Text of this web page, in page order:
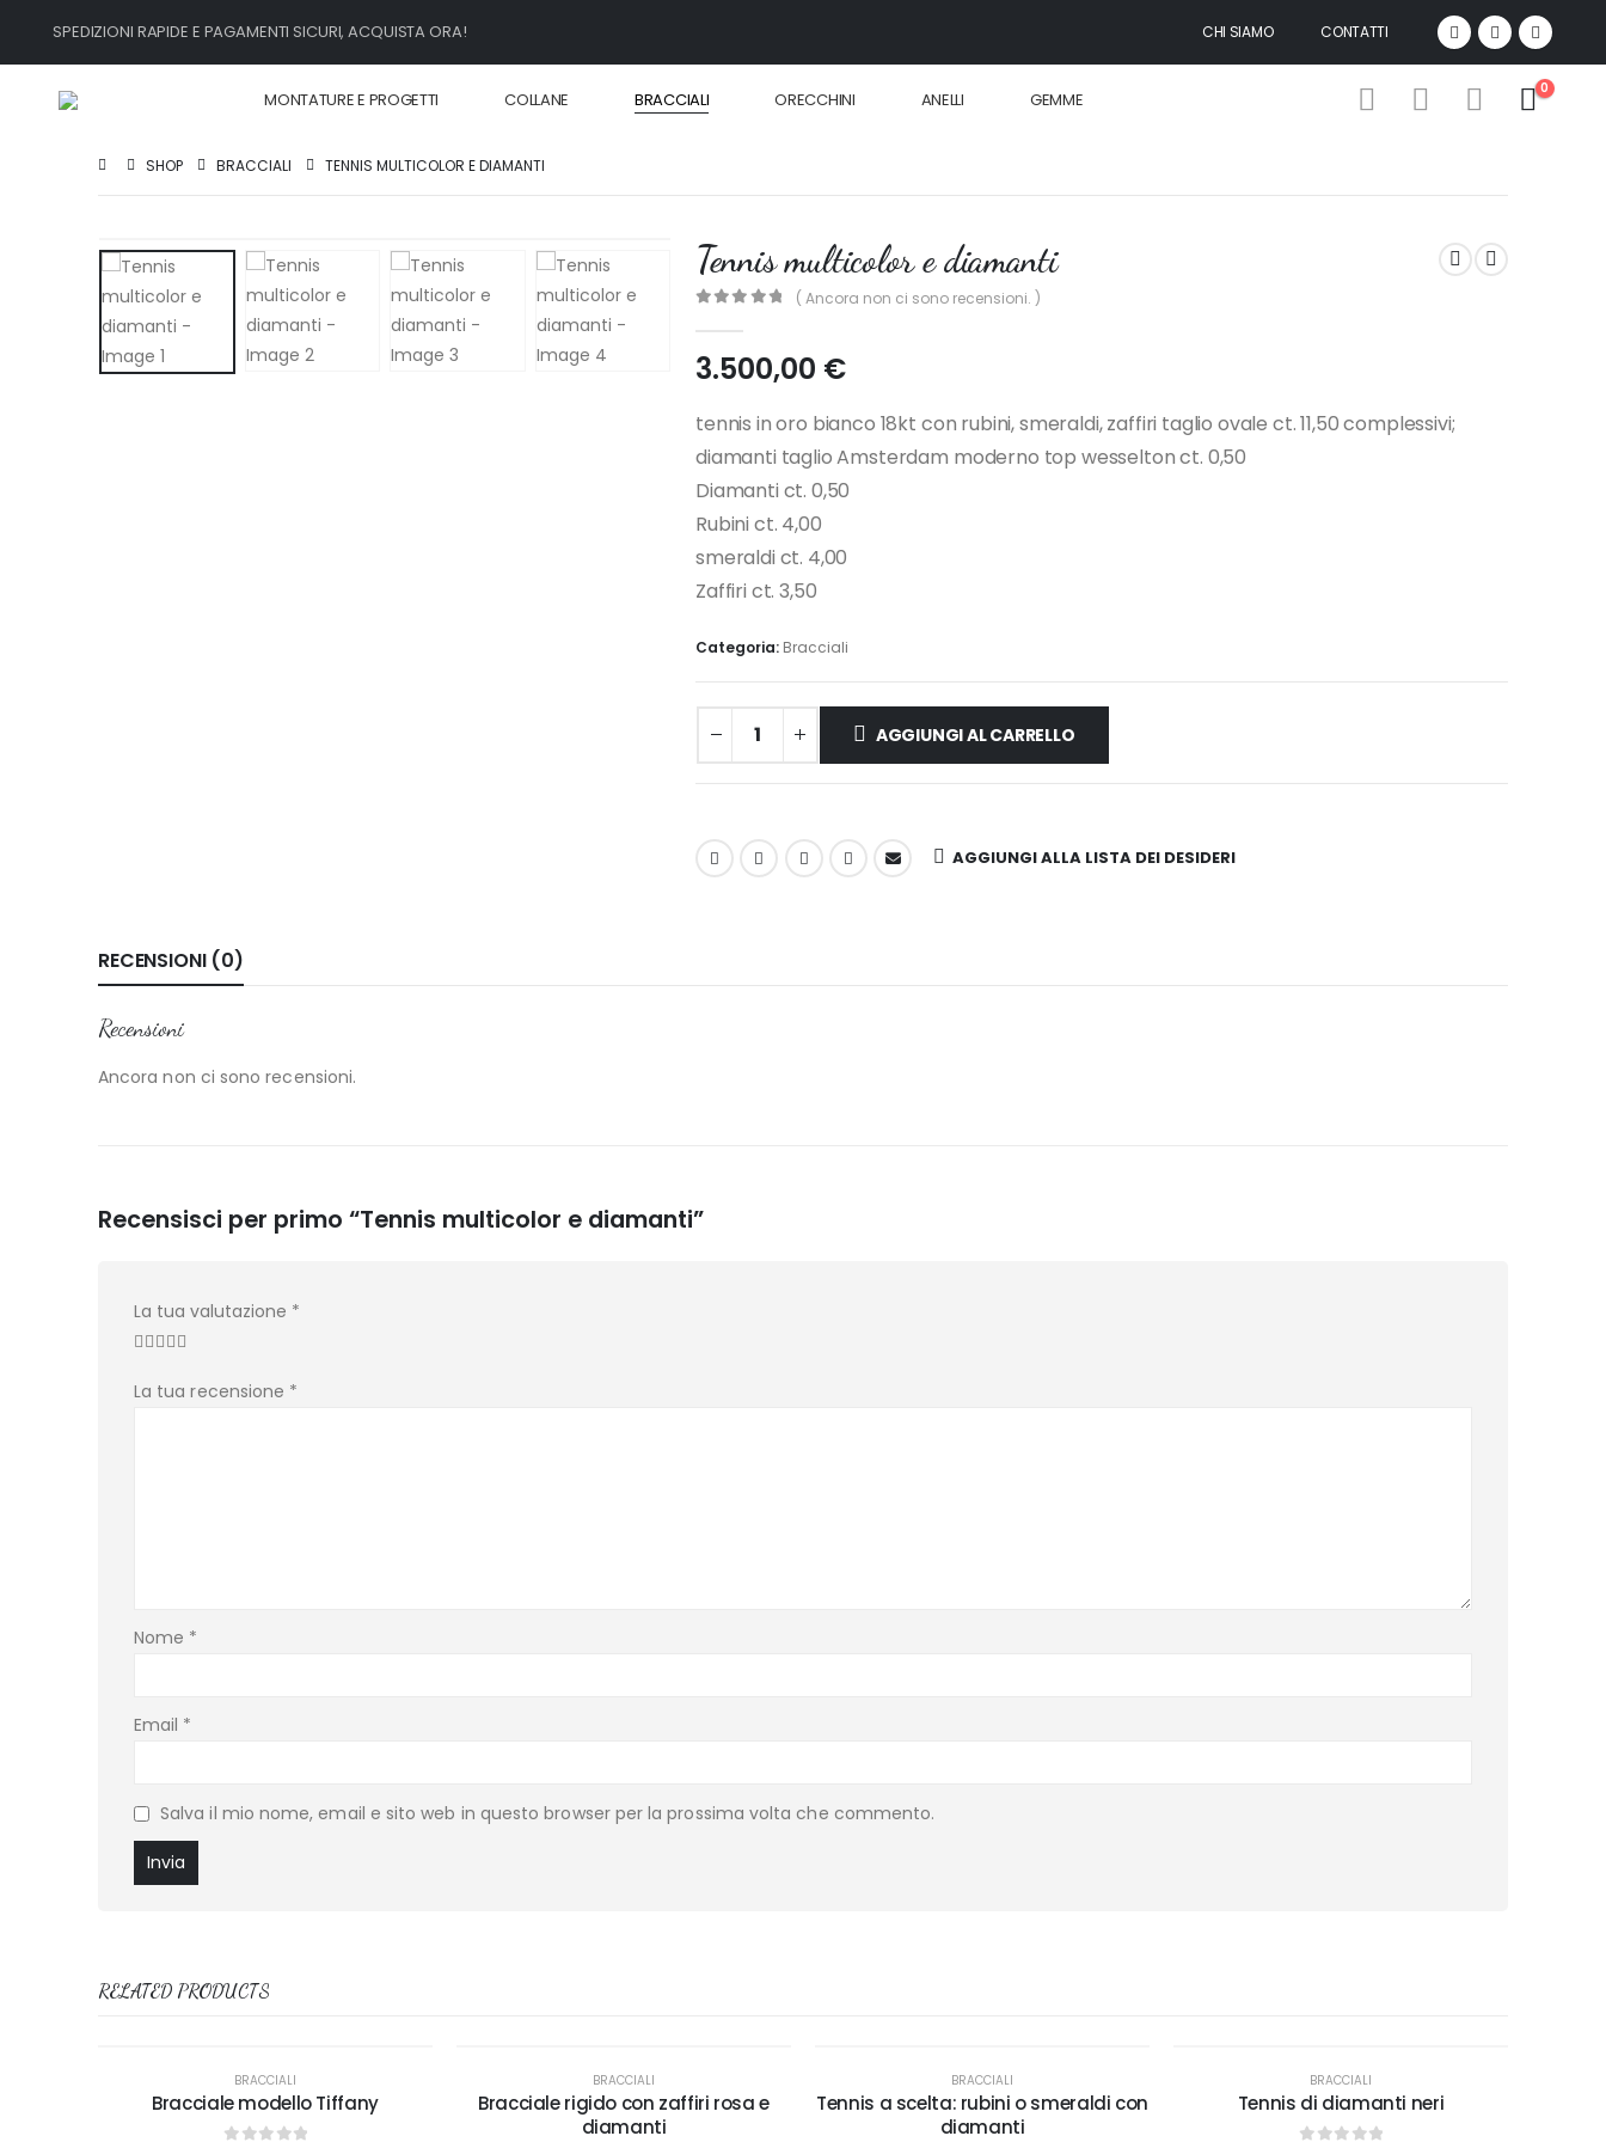
SPEDIZIONI RAPIDE E PAGAMENTI SICURI, ACQUISTA ORA! CHI SIAMO CONTATTI
MONTATURE E PROGETTI COLLANE BRACCIALI ORECCHINI ANELLI GEMME
0
SHOP BRACCIALI TENNIS MULTICOLOR E DIAMANTI
Tennis multicolor e diamanti
( Ancora non ci sono recensioni. )
3.500,00 €
tennis in oro bianco 18kt con rubini, smeraldi, zaffiri taglio ovale ct. 11,50 complessivi;
diamanti taglio Amsterdam moderno top wesselton ct. 0,50
Diamanti ct. 0,50
Rubini ct. 4,00
smeraldi ct. 4,00
Zaffiri ct. 3,50
Categoria: Bracciali
AGGIUNGI AL CARRELLO
AGGIUNGI ALLA LISTA DEI DESIDERI
RECENSIONI (0)
Recensioni
Ancora non ci sono recensioni.
Recensisci per primo “Tennis multicolor e diamanti”
La tua valutazione *
La tua recensione *
Nome *
Email *
Salva il mio nome, email e sito web in questo browser per la prossima volta che commento.
RELATED PRODUCTS
BRACCIALI
Bracciale modello Tiffany
BRACCIALI
Bracciale rigido con zaffiri rosa e
diamanti
BRACCIALI
Tennis a scelta: rubini o smeraldi con
diamanti
BRACCIALI
Tennis di diamanti neri